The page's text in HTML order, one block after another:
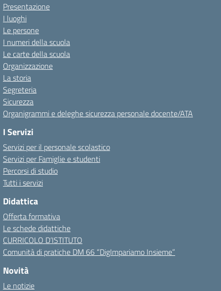
Presentazione
I luoghi
Le persone
I numeri della scuola
Le carte della scuola
Organizzazione
La storia
Segreteria
Sicurezza
Organigrammi e deleghe sicurezza personale docente/ATA
I Servizi
Servizi per il personale scolastico
Servizi per Famiglie e studenti
Percorsi di studio
Tutti i servizi
Didattica
Offerta formativa
Le schede didattiche
CURRICOLO D’ISTITUTO
Comunità di pratiche DM 66 “DigImpariamo Insieme”
Novità
Le notizie